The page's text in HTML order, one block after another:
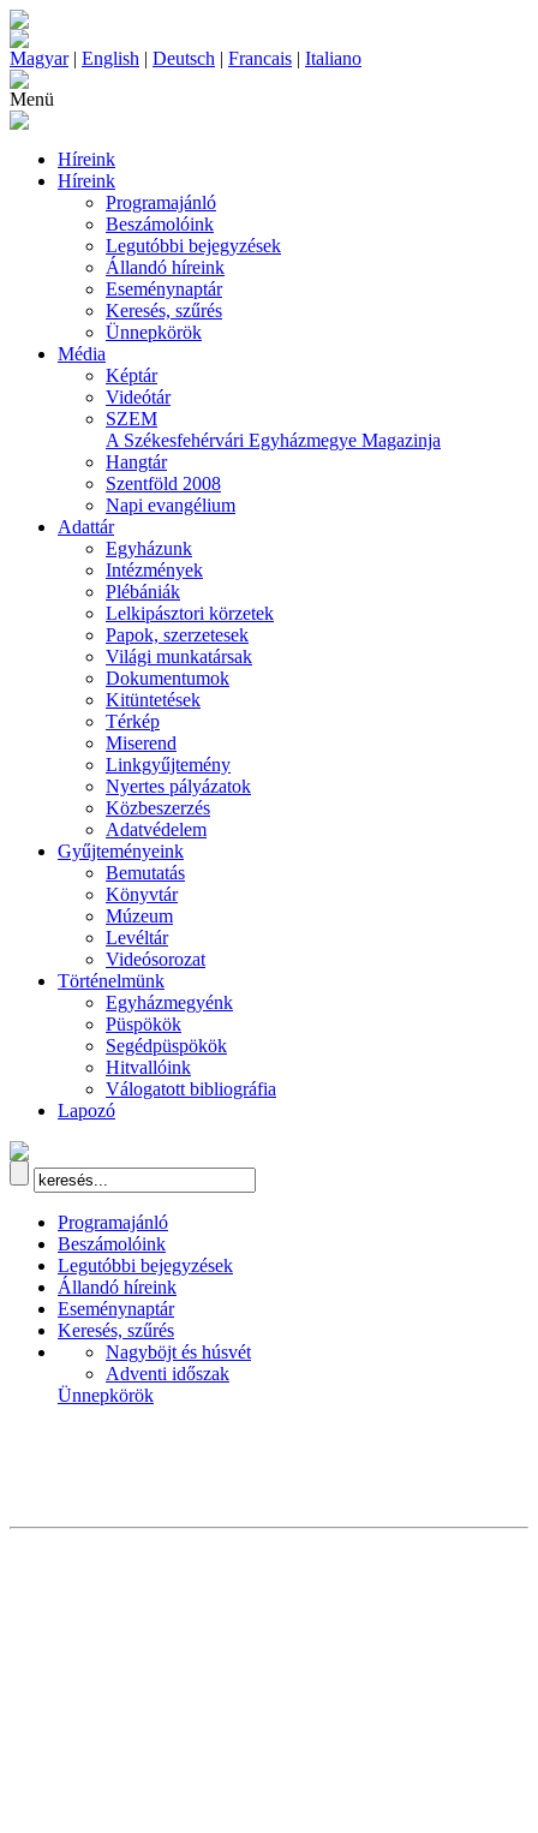
Magyar| English | Deutsch | Francais | Italiano
Menü
Híreink
Híreink
Programajánló
Beszámolóink
Legutóbbi bejegyzések
Állandó híreink
Eseménynaptár
Keresés, szűrés
Ünnepkörök
Média
Képtár
Videótár
SZEM
A Székesfehérvári Egyházmegye Magazinja
Hangtár
Szentföld 2008
Napi evangélium
Adattár
Egyházunk
Intézmények
Plébániák
Lelkipásztori körzetek
Papok, szerzetesek
Világi munkatársak
Dokumentumok
Kitüntetések
Térkép
Miserend
Linkgyűjtemény
Nyertes pályázatok
Közbeszerzés
Adatvédelem
Gyűjteményeink
Bemutatás
Könyvtár
Múzeum
Levéltár
Videósorozat
Történelmünk
Egyházmegyénk
Püspökök
Segédpüspökök
Hitvallóink
Válogatott bibliográfia
Lapozó
Programajánló
Beszámolóink
Legutóbbi bejegyzések
Állandó híreink
Eseménynaptár
Keresés, szűrés
Nagyböjt és húsvét
Adventi időszak
Ünnepkörök